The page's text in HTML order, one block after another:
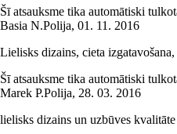
Šī atsauksme tika automātiski
Basia N.Polija, 01. 11. 2016
Lielisks dizains, cieta
Šī atsauksme tika automātiski
Marek P.Polija, 28. 03. 2016
lielisks dizains un uzbūves kvalitāte